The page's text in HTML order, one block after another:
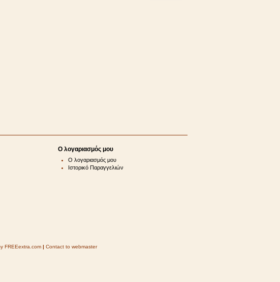
Ο λογαριασμός μου
Ο λογαριασμός μου
Ιστορικό Παραγγελιών
FREEextra.com | Contact to webmaster